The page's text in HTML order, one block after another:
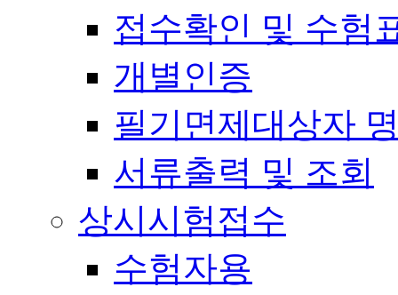
접수확인 및 수험
개별인증
필기면제대상자
서류출력 및 조회
상시시험접수
수험자용